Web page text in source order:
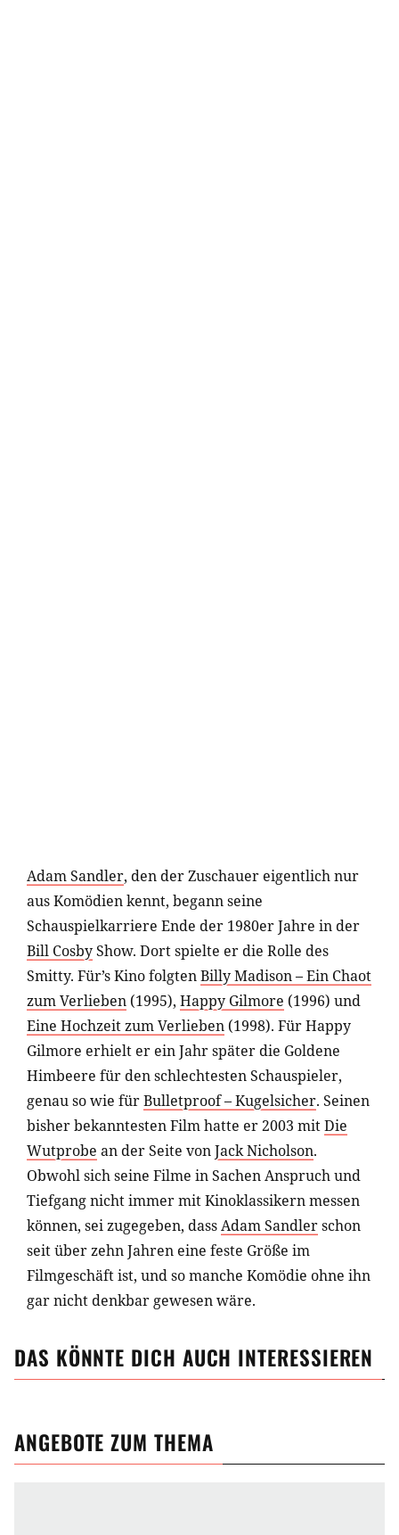
Adam Sandler, den der Zuschauer eigentlich nur
aus Komödien kennt, begann seine
Schauspielkarriere Ende der 1980er Jahre in der
Bill CosbyShow. Dort spielte er die Rolle des
Smitty. Für’s Kino folgtenBilly Madison – Ein Chaot
zum Verlieben (1995), Happy Gilmore (1996) und
Eine Hochzeit zum Verlieben (1998). Für Happy
Gilmore erhielt er ein Jahr später die Goldene
Himbeere für den schlechtesten Schauspieler,
genau so wie fürBulletproof – Kugelsicher. Seinen
bisher bekanntesten Film hatte er 2003 mitDie
Wutprobe an der Seite vonJack Nicholson.
Obwohl sich seine Filme in Sachen Anspruch und
Tiefgang nicht immer mit Kinoklassikern messen
können, sei zugegeben, dassAdam Sandlerschon
seit über zehn Jahren eine feste Größe im
Filmgeschäft ist, und so manche Komödie ohne ihn
gar nicht denkbar gewesen wäre.
DAS KÖNNTE DICH AUCH INTERESSIEREN
ANGEBOTE ZUM THEMA